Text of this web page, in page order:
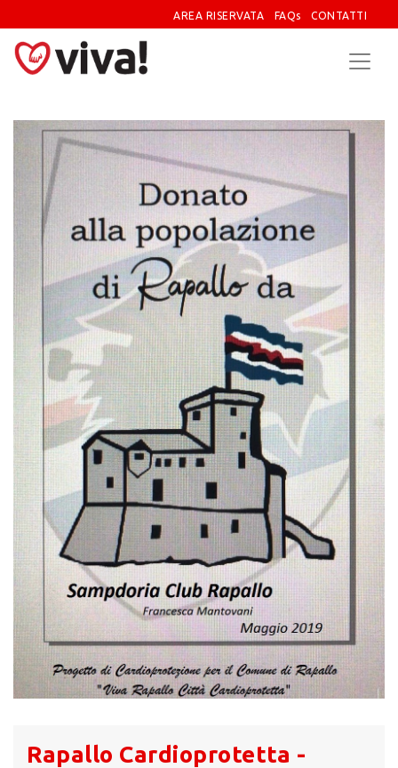
AREA RISERVATA FAQs CONTATTI
Rapallo Cardioprotetta -